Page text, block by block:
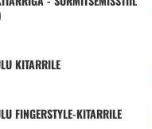
KITARRILE
FINGERSTYLE-KITARRILE